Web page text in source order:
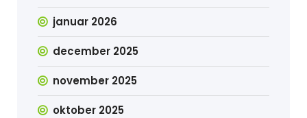
januar 2026
december 2025
november 2025
oktober 2025